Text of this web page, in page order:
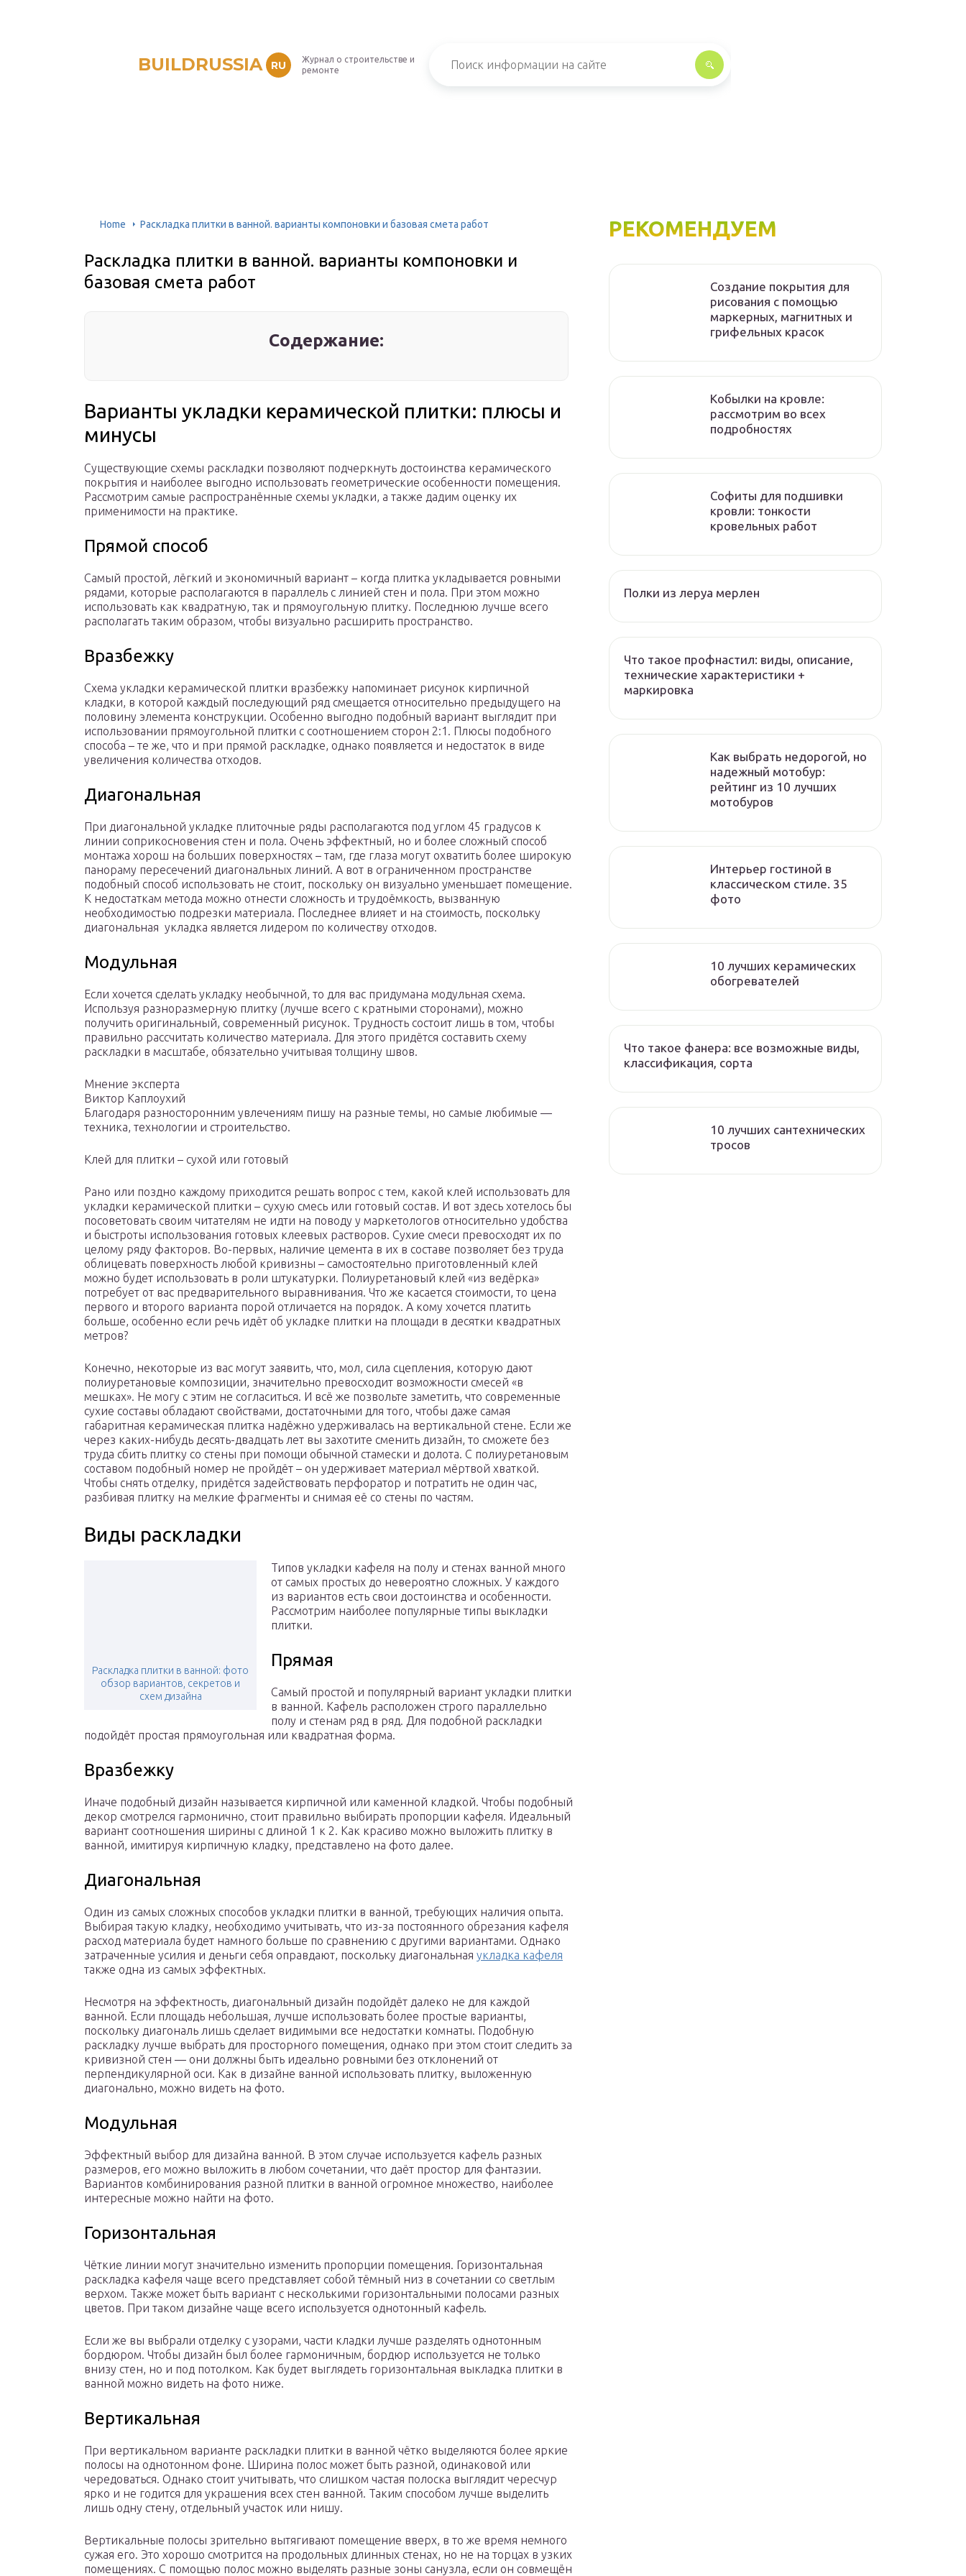
BUILDRUSSIA RU
Журнал о строительстве и
ремонте
Home Раскладка плитки в ванной. варианты компоновки и базовая смета работ
Раскладка плитки в ванной. варианты компоновки и
базовая смета работ
Содержание:
Варианты укладки керамической плитки: плюсы и
минусы
Существующие схемы раскладки позволяют подчеркнуть достоинства керамического
покрытия и наиболее выгодно использовать геометрические особенности помещения.
Рассмотрим самые распространённые схемы укладки, а также дадим оценку их
применимости на практике.
Прямой способ
Самый простой, лёгкий и экономичный вариант – когда плитка укладывается ровными
рядами, которые располагаются в параллель с линией стен и пола. При этом можно
использовать как квадратную, так и прямоугольную плитку. Последнюю лучше всего
располагать таким образом, чтобы визуально расширить пространство.
Вразбежку
Схема укладки керамической плитки вразбежку напоминает рисунок кирпичной
кладки, в которой каждый последующий ряд смещается относительно предыдущего на
половину элемента конструкции. Особенно выгодно подобный вариант выглядит при
использовании прямоугольной плитки с соотношением сторон 2:1. Плюсы подобного
способа – те же, что и при прямой раскладке, однако появляется и недостаток в виде
увеличения количества отходов.
Диагональная
При диагональной укладке плиточные ряды располагаются под углом 45 градусов к
линии соприкосновения стен и пола. Очень эффектный, но и более сложный способ
монтажа хорош на больших поверхностях – там, где глаза могут охватить более широкую
панораму пересечений диагональных линий. А вот в ограниченном пространстве
подобный способ использовать не стоит, поскольку он визуально уменьшает помещение.
К недостаткам метода можно отнести сложность и трудоёмкость, вызванную
необходимостью подрезки материала. Последнее влияет и на стоимость, поскольку
диагональная укладка является лидером по количеству отходов.
Модульная
Если хочется сделать укладку необычной, то для вас придумана модульная схема.
Используя разноразмерную плитку (лучше всего с кратными сторонами), можно
получить оригинальный, современный рисунок. Трудность состоит лишь в том, чтобы
правильно рассчитать количество материала. Для этого придётся составить схему
раскладки в масштабе, обязательно учитывая толщину швов.
Мнение эксперта
Виктор Каплоухий
Благодаря разносторонним увлечениям пишу на разные темы, но самые любимые —
техника, технологии и строительство.
Клей для плитки – сухой или готовый
Рано или поздно каждому приходится решать вопрос с тем, какой клей использовать для
укладки керамической плитки – сухую смесь или готовый состав. И вот здесь хотелось бы
посоветовать своим читателям не идти на поводу у маркетологов относительно удобства
и быстроты использования готовых клеевых растворов. Сухие смеси превосходят их по
целому ряду факторов. Во-первых, наличие цемента в их в составе позволяет без труда
облицевать поверхность любой кривизны – самостоятельно приготовленный клей
можно будет использовать в роли штукатурки. Полиуретановый клей «из ведёрка»
потребует от вас предварительного выравнивания. Что же касается стоимости, то цена
первого и второго варианта порой отличается на порядок. А кому хочется платить
больше, особенно если речь идёт об укладке плитки на площади в десятки квадратных
метров?
Конечно, некоторые из вас могут заявить, что, мол, сила сцепления, которую дают
полиуретановые композиции, значительно превосходит возможности смесей «в
мешках». Не могу с этим не согласиться. И всё же позвольте заметить, что современные
сухие составы обладают свойствами, достаточными для того, чтобы даже самая
габаритная керамическая плитка надёжно удерживалась на вертикальной стене. Если же
через каких-нибудь десять-двадцать лет вы захотите сменить дизайн, то сможете без
труда сбить плитку со стены при помощи обычной стамески и долота. С полиуретановым
составом подобный номер не пройдёт – он удерживает материал мёртвой хваткой.
Чтобы снять отделку, придётся задействовать перфоратор и потратить не один час,
разбивая плитку на мелкие фрагменты и снимая её со стены по частям.
Виды раскладки
Раскладка плитки в ванной: фото
обзор вариантов, секретов и
схем дизайна
Типов укладки кафеля на полу и стенах ванной много
от самых простых до невероятно сложных. У каждого
из вариантов есть свои достоинства и особенности.
Рассмотрим наиболее популярные типы выкладки
плитки.
Прямая
Самый простой и популярный вариант укладки плитки
в ванной. Кафель расположен строго параллельно
полу и стенам ряд в ряд. Для подобной раскладки
подойдёт простая прямоугольная или квадратная форма.
Вразбежку
Иначе подобный дизайн называется кирпичной или каменной кладкой. Чтобы подобный
декор смотрелся гармонично, стоит правильно выбирать пропорции кафеля. Идеальный
вариант соотношения ширины с длиной 1 к 2. Как красиво можно выложить плитку в
ванной, имитируя кирпичную кладку, представлено на фото далее.
Диагональная
Один из самых сложных способов укладки плитки в ванной, требующих наличия опыта.
Выбирая такую кладку, необходимо учитывать, что из-за постоянного обрезания кафеля
расход материала будет намного больше по сравнению с другими вариантами. Однако
затраченные усилия и деньги себя оправдают, поскольку диагональная укладка кафеля
также одна из самых эффектных.
Несмотря на эффектность, диагональный дизайн подойдёт далеко не для каждой
ванной. Если площадь небольшая, лучше использовать более простые варианты,
поскольку диагональ лишь сделает видимыми все недостатки комнаты. Подобную
раскладку лучше выбрать для просторного помещения, однако при этом стоит следить за
кривизной стен — они должны быть идеально ровными без отклонений от
перпендикулярной оси. Как в дизайне ванной использовать плитку, выложенную
диагонально, можно видеть на фото.
Модульная
Эффектный выбор для дизайна ванной. В этом случае используется кафель разных
размеров, его можно выложить в любом сочетании, что даёт простор для фантазии.
Вариантов комбинирования разной плитки в ванной огромное множество, наиболее
интересные можно найти на фото.
Горизонтальная
Чёткие линии могут значительно изменить пропорции помещения. Горизонтальная
раскладка кафеля чаще всего представляет собой тёмный низ в сочетании со светлым
верхом. Также может быть вариант с несколькими горизонтальными полосами разных
цветов. При таком дизайне чаще всего используется однотонный кафель.
Если же вы выбрали отделку с узорами, части кладки лучше разделять однотонным
бордюром. Чтобы дизайн был более гармоничным, бордюр используется не только
внизу стен, но и под потолком. Как будет выглядеть горизонтальная выкладка плитки в
ванной можно видеть на фото ниже.
Вертикальная
При вертикальном варианте раскладки плитки в ванной чётко выделяются более яркие
полосы на однотонном фоне. Ширина полос может быть разной, одинаковой или
чередоваться. Однако стоит учитывать, что слишком частая полоска выглядит чересчур
ярко и не годится для украшения всех стен ванной. Таким способом лучше выделить
лишь одну стену, отдельный участок или нишу.
Вертикальные полосы зрительно вытягивают помещение вверх, в то же время немного
сужая его. Это хорошо смотрится на продольных длинных стенах, но не на торцах в узких
помещениях. С помощью полос можно выделять разные зоны санузла, если он совмещён
РЕКОМЕНДУЕМ
Создание покрытия для
рисования с помощью
маркерных, магнитных и
грифельных красок
Кобылки на кровле:
рассмотрим во всех
подробностях
Софиты для подшивки
кровли: тонкости
кровельных работ
Полки из леруа мерлен
Что такое профнастил: виды, описание,
технические характеристики +
маркировка
Как выбрать недорогой, но
надежный мотобур:
рейтинг из 10 лучших
мотобуров
Интерьер гостиной в
классическом стиле. 35
фото
10 лучших керамических
обогревателей
Что такое фанера: все возможные виды,
классификация, сорта
10 лучших сантехнических
тросов